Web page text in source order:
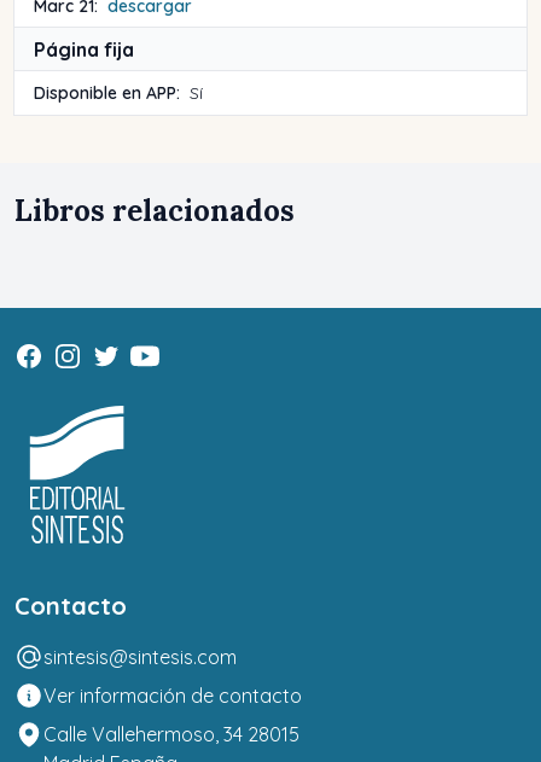
Marc 21: descargar
Página fija
Disponible en APP: Sí
Libros relacionados
Contacto
sintesis@sintesis.com
Ver información de contacto
Calle Vallehermoso, 34 28015